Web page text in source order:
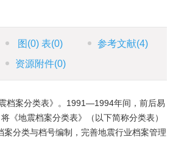
图 (0)表(0) 参考文献(4)
资源附件(0)
档案分类表》。1991—1994年间，前后易
《地震档案分类表》（以下简称分类表）
案分类与档号编制，完善地震行业档案管理